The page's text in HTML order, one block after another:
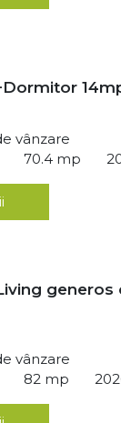
vânzare
70.4 mp
generos
vânzare
82 mp